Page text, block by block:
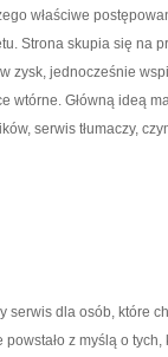
właściwe
Strona skupia się na
zysk, jednocześnie
Główną ideą
serwis tłumaczy,
serwis dla osób, które
powstało z myślą o